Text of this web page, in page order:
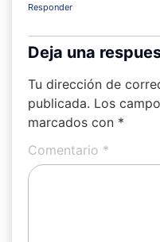
Responder
Deja una
Tu dirección de
publicada. Los
marcados con *
Comentario *